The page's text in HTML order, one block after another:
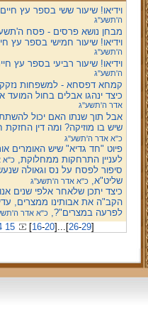
וידיאו! שיעור ששי בספר עץ
ה'תשע''ג
מבחן נושא פרסים - פסח
וידיאו! שיעור חמישי בספר
ה'תשע''ג
וידיאו! שיעור רביעי בספר עץ
ה'תשע''ג
קמחא דפסחא - למשפחות
כיצד ינהגו אבלים בחול
אדר ה'תשע''ג
אבל תוך שנתו האם יכול
שיש בו מוזיקה? ומה דין
כ"א אדר ה'תשע''ג
פיוט "חד גדיא" שיש האומרים
לעניין התרחקות ממחלוקת,כ"א
סיפור לפסח על נס וגאולה
שליט"א,כ"א אדר ה'תשע''ג
כיצד יתכן שלאחר אלפי שנים
הקב"ה את אבותינו ממצרים, עדיין
לפרעה במצרים"?,כ"א אדר
15 [16-20] ... [26-29]